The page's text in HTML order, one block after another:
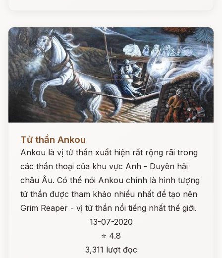
Tử thần Ankou
Ankou là vị tử thần xuất hiện rất rộng rãi trong
các thần thoại của khu vực Anh - Duyên hải
châu Âu. Có thể nói Ankou chính là hình tượng
tử thần được tham khảo nhiều nhất để tạo nên
Grim Reaper - vị tử thần nổi tiếng nhất thế giới.
13-07-2020
⭐ 4.8
3,311 lượt đọc